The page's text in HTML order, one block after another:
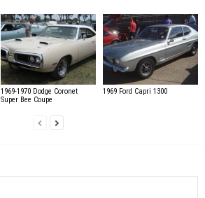
1969-1970 Dodge Coronet
Super Bee Coupe
1969 Ford Capri 1300